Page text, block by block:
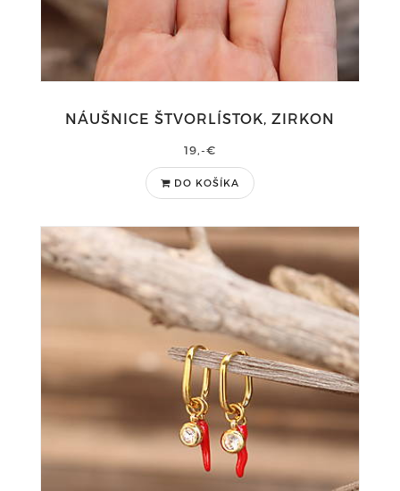
NÁUŠNICE ŠTVORLÍSTOK, ZIRKON
19,-€
DO KOŠÍKA